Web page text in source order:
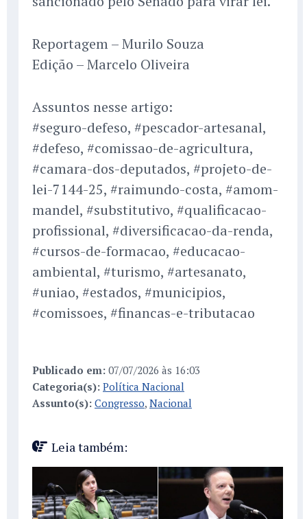
Reportagem – Murilo Souza
Edição – Marcelo Oliveira
Assuntos nesse artigo:
#seguro-defeso, #pescador-artesanal,
#defeso, #comissao-de-agricultura,
#camara-dos-deputados, #projeto-de-
lei-7144-25, #raimundo-costa, #amom-
mandel, #substitutivo, #qualificacao-
profissional, #diversificacao-da-renda,
#cursos-de-formacao, #educacao-
ambiental, #turismo, #artesanato,
#uniao, #estados, #municipios,
#comissoes, #financas-e-tributacao
Publicado em: 07/07/2026 às 16:03
Categoria(s): Política Nacional
Assunto(s): Congresso, Nacional
Leia também: